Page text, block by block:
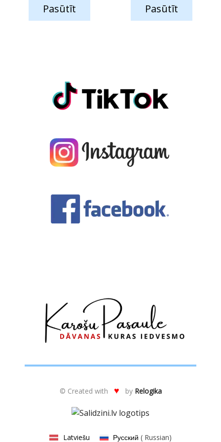
Pasūtīt
was:
29.49 €.26.90
Pasūtīt
© Created with ♥ by Relogika
Latviešu Русский ( Russian)